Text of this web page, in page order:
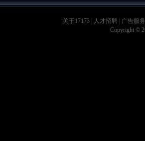
关于17173 人才招聘
广告服务
Copyright ©